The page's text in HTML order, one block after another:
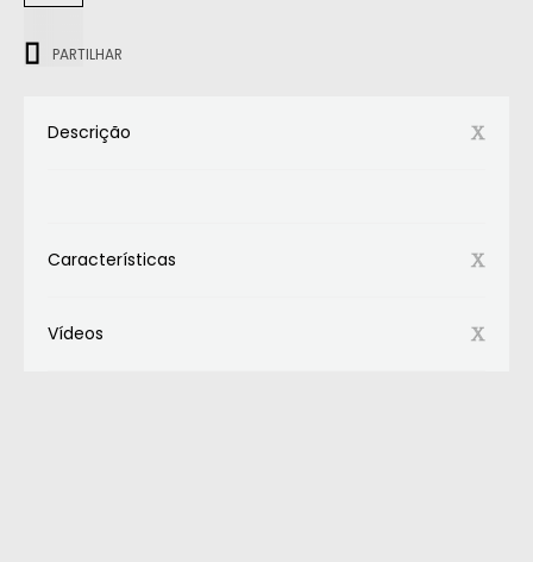
PARTILHAR
Descrição
Características
Vídeos